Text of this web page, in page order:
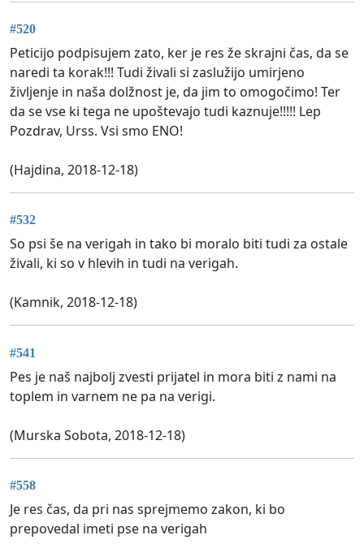
#520
Peticijo podpisujem zato, ker je res že skrajni čas, da se
naredi ta korak!!! Tudi živali si zaslužijo umirjeno
življenje in naša dolžnost je, da jim to omogočimo! Ter
da se vse ki tega ne upoštevajo tudi kaznuje!!!!! Lep
Pozdrav, Urss. Vsi smo ENO!
(Hajdina, 2018-12-18)
#532
So psi še na verigah in tako bi moralo biti tudi za ostale
živali, ki so v hlevih in tudi na verigah.
(Kamnik, 2018-12-18)
#541
Pes je naš najbolj zvesti prijatel in mora biti z nami na
toplem in varnem ne pa na verigi.
(Murska Sobota, 2018-12-18)
#558
Je res čas, da pri nas sprejmemo zakon, ki bo
prepovedal imeti pse na verigah